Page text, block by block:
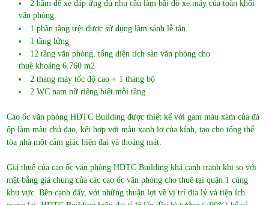
Cao ốc văn phòng HDTC Building được thiết kế với gam màu xám của đá
ốp làm màu chủ đạo, kết hợp với màu xanh lơ của kính, tạo cho tổng thể
tòa nhà một cảm giác hiện đại và thoáng mát.
Giá thuê của cao ốc văn phòng HDTC Building khá cạnh tranh khi so với
mặt bằng giá chung của các cao ốc văn phòng cho thuê tại quận 1 cùng
mang lại, HDTC Building luôn đạt tỉ lệ lấp đầy lý tưởng (>90%) kể cả
trong bối cảnh thị trường cho thuê văn phòng TP.HCM đang cung lớn hơn
cầu như hiện nay.
Hợp đồng thuê tối thiểu 2 năm. Đặt cọc 3 tháng. Thanh toán theo quý.
Diện tích cho thuê từ 75 – 500 m2
Nếu quý khách còn bất kì thắc mắc gì về cao ốc văn phòng HDTC